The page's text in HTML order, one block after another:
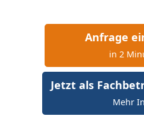
Anfrage
in 2
Jetzt als
Mehr